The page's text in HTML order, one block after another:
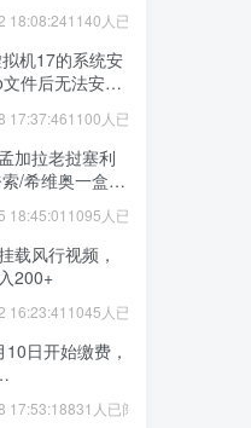
18:08:241140人已阅读
机17的系统安
件后无法安装
17:37:461100人已阅读
加拉老挝塞利
/希维奥一盒价
18:45:01 1095人已阅读
载风行视频，
200+
16:23:41 1045人已阅读
日开始缴费，
17:53:18831人已阅读